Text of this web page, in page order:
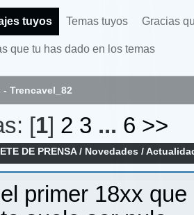
tuyos Temas tuyos Gracias
que tu has dado en los temas
- Trencavel_82
[1] 2 3 ... 6 >>
DE PRENSA/ Novedades /
en Kickstarter!
primer 18xx